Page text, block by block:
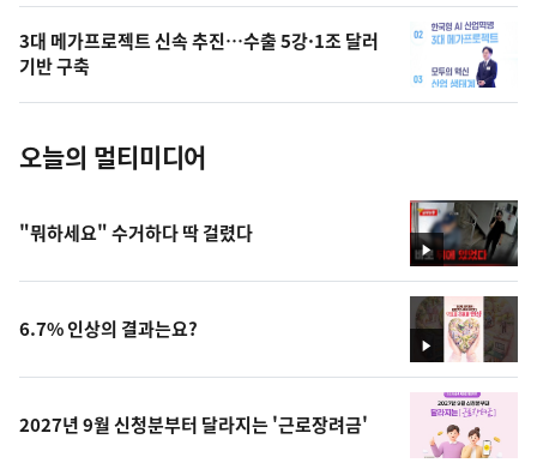
의
사
진
3대 메가프로젝트 신속 추진…수출 5강·1조 달러
기반 구축
오늘의 멀티미디어
영
상
"뭐하세요" 수거하다 딱 걸렸다
영
상
6.7% 인상의 결과는요?
2027년 9월 신청분부터 달라지는 '근로장려금'